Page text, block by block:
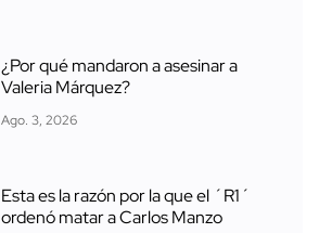
¿Por qué mandaron a asesinar a
Valeria Márquez?
Ago. 3, 2026
Esta es la razón por la que el ´R1´
ordenó matar a Carlos Manzo